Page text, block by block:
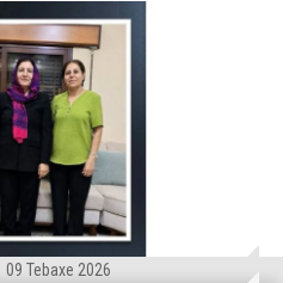
09 Tebaxe 2026